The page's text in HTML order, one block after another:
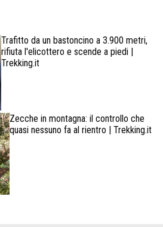
Trafitto da un bastoncino a 3.900 metri,
rifiuta l'elicottero e scende a piedi |
Trekking.it
Zecche in montagna: il controllo che
quasi nessuno fa al rientro | Trekking.it